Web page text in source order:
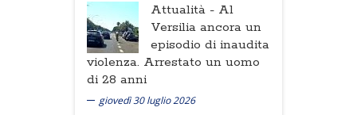
Attualità - Al
Versilia ancora un
episodio di inaudita
violenza. Arrestato un uomo
di 28 anni
giovedì 30 luglio 2026